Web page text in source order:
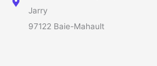
Jarry
97122 Baie-Mahault